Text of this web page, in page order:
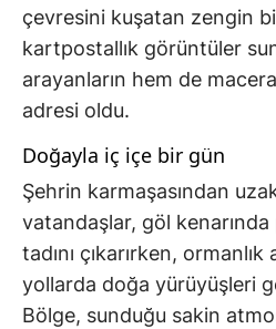
çevresini kuşatan zengin
kartpostallık görüntüler
arayanların hem de
adresi oldu.
Doğayla iç içe bir gün
Şehrin karmaşasından
vatandaşlar, göl kenarında
tadını çıkarırken,
yollarda doğa yürüyüşleri
Bölge, sunduğu sakin